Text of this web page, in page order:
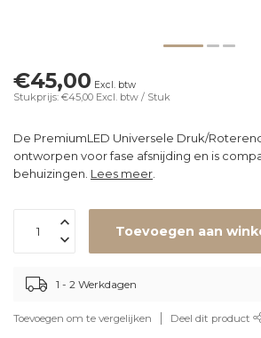
€45,00 Excl. btw
Stukprijs: €45,00 Excl. btw / Stuk
De PremiumLED Universele Druk/
ontworpen voor fase afsnijding en is
behuizingen. Lees meer
Toevoegen aan
1 - 2 Werkdagen
Toevoegen om te vergelijken Deel dit product